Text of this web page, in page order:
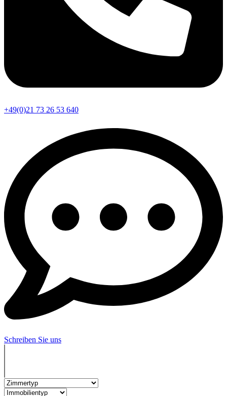
+49(0)21 73 26 53 640
Schreiben Sie uns